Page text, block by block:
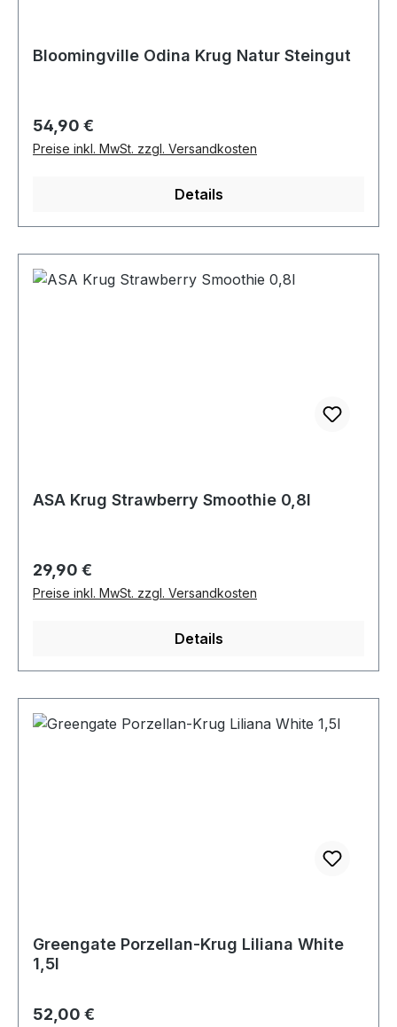
Bloomingville Odina Krug Natur Steingut
Regulärer Preis:
54,90 €
Preise inkl. MwSt. zzgl. Versandkosten
Details
ASA Krug Strawberry Smoothie 0,8l
Regulärer Preis:
29,90 €
Preise inkl. MwSt. zzgl. Versandkosten
Details
Greengate Porzellan-Krug Liliana White
1,5l
Regulärer Preis:
52,00 €